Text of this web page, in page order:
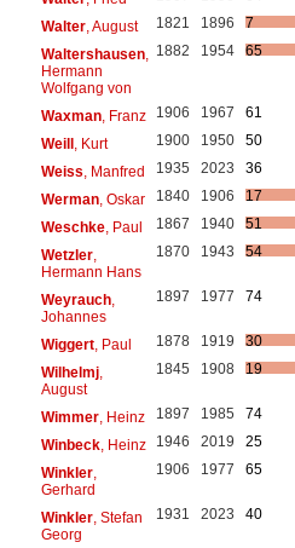
Walter, August 1821 1896
7
Waltershausen,
Hermann
Wolfgang von
1882 1954 65
Waxman, Franz 1906 1967
61
Weill, Kurt 1900 1950
50
Weiss , Manfred 1935 2023
36
Werman, Oskar 1840 1906
17
Weschke, Paul 1867 1940
51
Wetzler,
Hermann Hans
1870 1943 54
Weyrauch,
Johannes
1897 1977 74
Wiggert, Paul 1878 1919
30
Wilhelmj,
August
1845 1908 19
Wimmer, Heinz 1897 1985
74
Winbeck, Heinz 1946 2019
25
Winkler,
Gerhard
1906 1977 65
Winkler, Stefan
Georg
1931 2023 40